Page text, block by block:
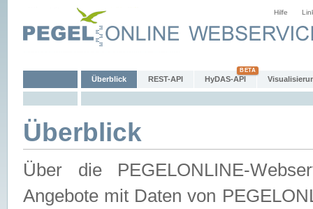
Hilfe
Überblick REST-API HyDAS-API
Überblick
Über die PEGELONLINE-
Angebote mit Daten von